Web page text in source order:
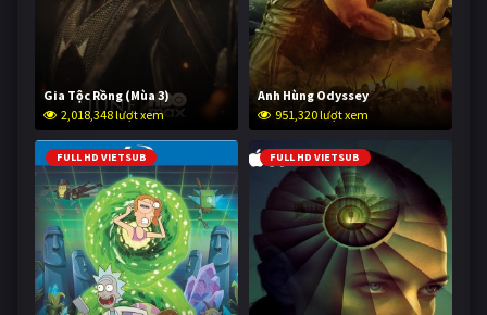
Gia Tộc Rồng (Mùa 3)
2,018,348 lượt xem
Anh Hùng Odyssey
951,320 lượt xem
FULL HD VIETSUB FULL HD VIETSUB